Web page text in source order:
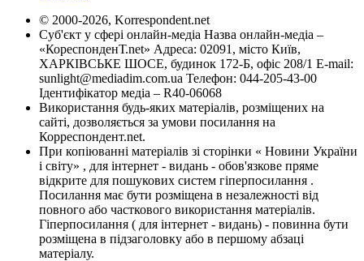
© 2000-2026, Korrespondent.net
Суб'єкт у сфері онлайн-медіа Назва онлайн-медіа –
«КореспонденТ.net» Адреса: 02091, місто Київ,
ХАРКІВСЬКЕ ШОСЕ, будинок 172-Б, офіс 208/1 E-mail:
sunlight@mediadim.com.ua Телефон: 044-205-43-00
Ідентифікатор медіа – R40-06068
Використання будь-яких матеріалів, розміщених на
сайті, дозволяється за умови посилання на
Корреспондент.net.
При копіюванні матеріалів зі сторінки « Новини України
і світу» , для інтернет - видань - обов'язкове пряме
відкрите для пошукових систем гіперпосилання .
Посилання має бути розміщена в незалежності від
повного або часткового використання матеріалів.
Гіперпосилання ( для інтернет - видань) - повинна бути
розміщена в підзаголовку або в першому абзаці
матеріалу.